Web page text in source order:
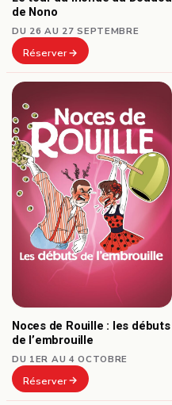
de Nono
DU 26 AU 27 SEPTEMBRE
Réserver
Noces de Rouille : les débuts
de l’embrouille
DU 1ER AU 4 OCTOBRE
Réserver